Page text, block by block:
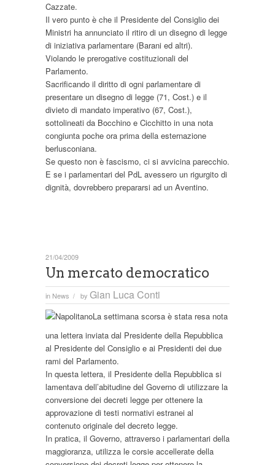
Cazzate.
Il vero punto è che il Presidente del Consiglio dei
Ministri ha annunciato il ritiro di un disegno di legge
di iniziativa parlamentare (Barani ed altri).
Violando le prerogative costituzionali del
Parlamento.
Sacrificando il diritto di ogni parlamentare di
presentare un disegno di legge (71, Cost.) e il
divieto di mandato imperativo (67, Cost.),
sottolineati da Bocchino e Cicchitto in una nota
congiunta poche ora prima della esternazione
berlusconiana.
Se questo non è fascismo, ci si avvicina parecchio.
E se i parlamentari del PdL avessero un rigurgito di
dignità, dovrebbero prepararsi ad un Aventino.
Un mercato democratico
in News / by Gian Luca Conti
21/04/2009
La settimana scorsa è stata resa nota
una lettera inviata dal Presidente della Repubblica
al Presidente del Consiglio e ai Presidenti dei due
rami del Parlamento.
In questa lettera, il Presidente della Repubblica si
lamentava dell’abitudine del Governo di utilizzare la
conversione dei decreti legge per ottenere la
approvazione di testi normativi estranei al
contenuto originale del decreto legge.
In pratica, il Governo, attraverso i parlamentari della
maggioranza, utilizza le corsie accellerate della